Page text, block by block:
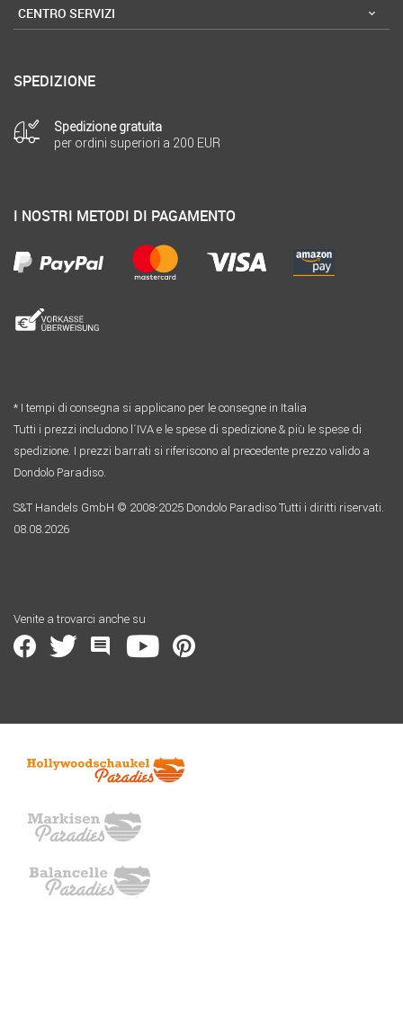
CENTRO SERVIZI
SPEDIZIONE
Spedizione gratuita
per ordini superiori a 200 EUR
I NOSTRI METODI DI PAGAMENTO
* I tempi di consegna si applicano per le consegne in Italia
Tutti i prezzi includono l´IVA e le spese di spedizione & più le spese di
spedizione. I prezzi barrati si riferiscono al precedente prezzo valido a
Dondolo Paradiso.
S&T Handels GmbH © 2008-2025 Dondolo Paradiso Tutti i diritti riservati.
08.08.2026
Venite a trovarci anche su